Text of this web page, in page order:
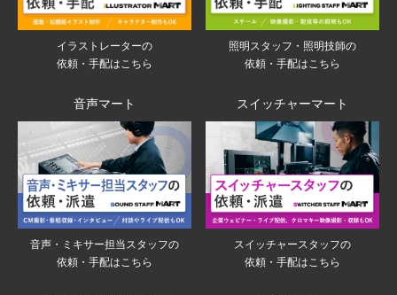
イラストレーターの
依頼・手配はこちら
照明スタッフ・照明技師の
依頼・手配はこちら
音声マート
音声・ミキサー担当スタッフの
依頼・手配はこちら
スイッチャーマート
スイッチャースタッフの
依頼・手配はこちら